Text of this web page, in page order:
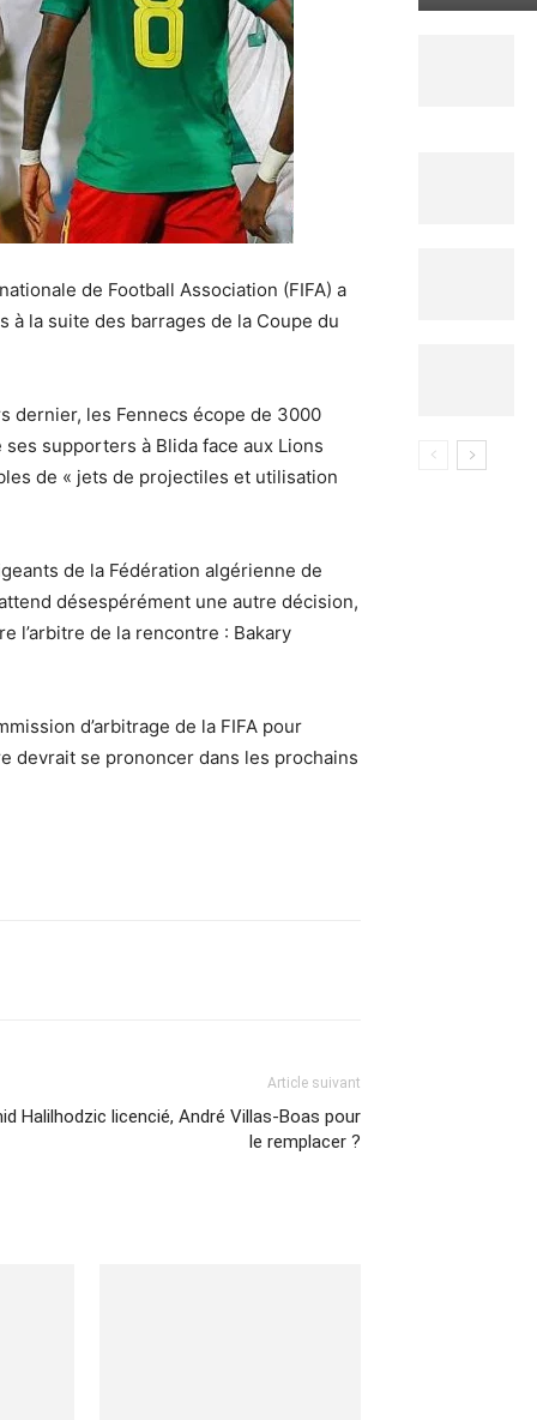
de Football Association (FIFA) a
la suite des barrages de la Coupe du
dernier, les Fennecs écope de 3000
supporters à Blida face aux Lions
de « jets de projectiles et utilisation
de la Fédération algérienne de
désespérément une autre décision,
l’arbitre de la rencontre : Bakary
d’arbitrage de la FIFA pour
devrait se prononcer dans les prochains
Article suivant
Halilhodzic licencié, André Villas-Boas pour
le remplacer ?